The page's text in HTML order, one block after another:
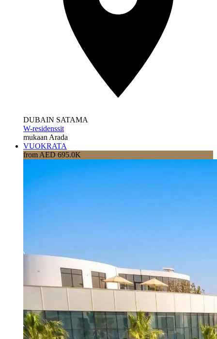
DUBAIN SATAMA
W-residenssit
mukaan Arada
VUOKRATA
from AED 695.0K